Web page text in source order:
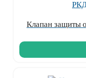
Клапан защиты